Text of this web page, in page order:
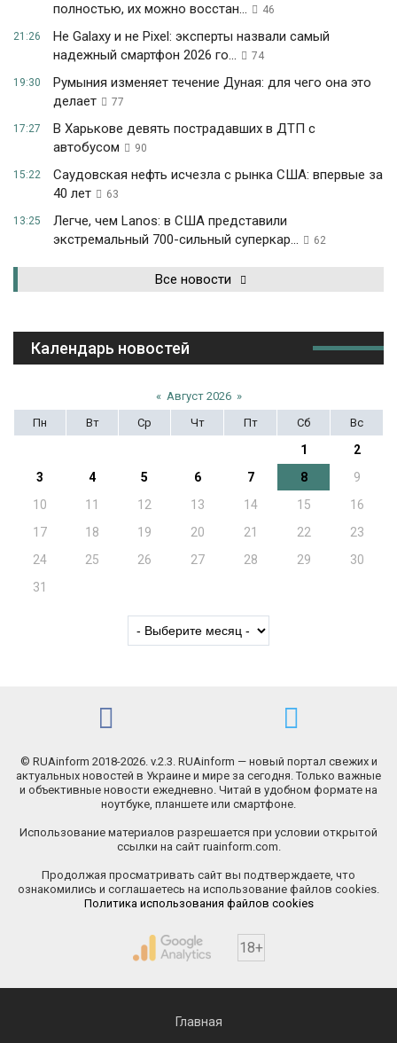
полностью, их можно восстан...
46
21:26
Не Galaxy и не Pixel: эксперты назвали самый
надежный смартфон 2026 го...
74
19:30
Румыния изменяет течение Дуная: для чего она это
делает
77
17:27
В Харькове девять пострадавших в ДТП с
автобусом
90
15:22
Саудовская нефть исчезла с рынка США: впервые за
40 лет
63
13:25
Легче, чем Lanos: в США представили
экстремальный 700-сильный суперкар...
62
Все новости
Календарь новостей
« Август 2026 »
Пн
Вт Ср Чт Пт Сб Вс
1
2
3
4 5 6 7 8
9
10
11 12 13 14 15
16
17
18 19 20 21 22
23
24
25 26 27 28 29
30
31
© RUAinform 2018-2026. v.2.3. RUAinform — новый портал свежих и
актуальных новостей в Украине и мире за сегодня. Только важные
и объективные новости ежедневно. Читай в удобном формате на
ноутбуке, планшете или смартфоне.
Использование материалов разрешается при условии открытой
ссылки на сайт ruainform.com.
Продолжая просматривать сайт вы подтверждаете, что
ознакомились и соглашаетесь на использование файлов cookies.
Политика использования файлов cookies
18+
Главная